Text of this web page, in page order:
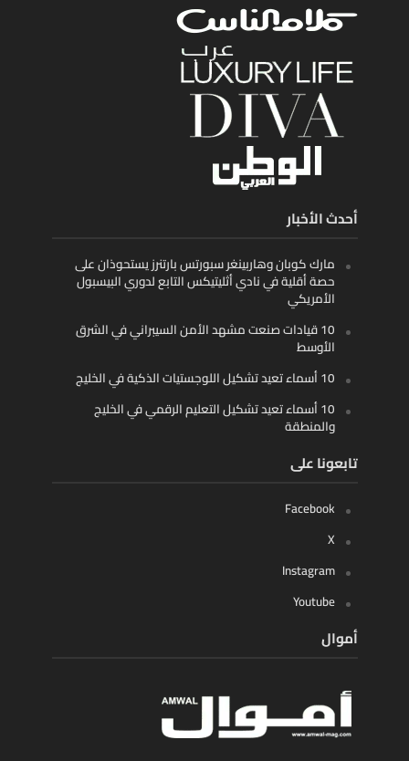
أحدث الأخبار
مارك كوبان وهاربينغر سبورتس بارتنرز يستحوذان على
حصة أقلية في نادي أثليتيكس التابع لدوري البيسبول
الأمريكي
10 قيادات صنعت مشهد الأمن السيبراني في الشرق
الأوسط
10 أسماء تعيد تشكيل اللوجستيات الذكية في الخليج
10 أسماء تعيد تشكيل التعليم الرقمي في الخليج
والمنطقة
تابعونا على
Facebook
X
Instagram
Youtube
أموال